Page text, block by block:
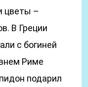
цветы –
В Греции
с богиней
Риме
подарил